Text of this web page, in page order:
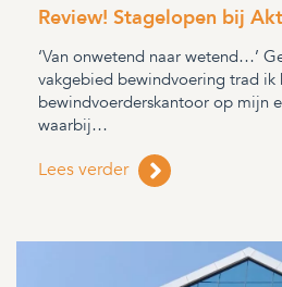
Review! Stagelopen bij
‘Van onwetend naar wetend…’
vakgebied bewindvoering trad ik
bewindvoerderskantoor op mijn
waarbij…
Lees verder